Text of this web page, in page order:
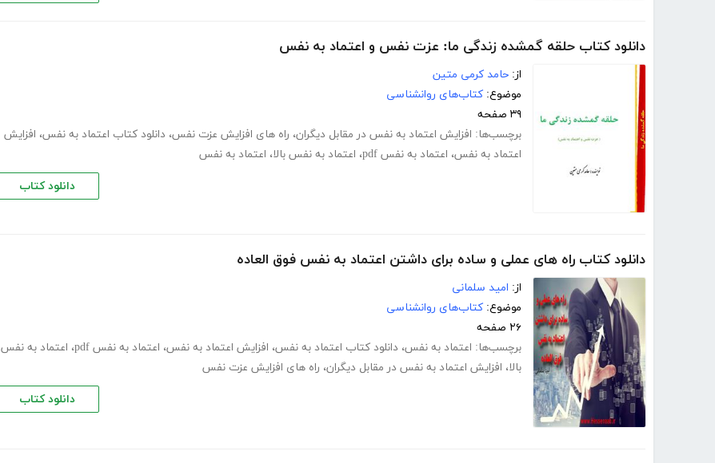
دانلود کتاب حلقه گمشده زندگی ما: عزت نفس و اعتماد به نفس
از: حامد کرمی متین
موضوع: کتاب‌های روانشناسی
۳۹ صفحه
برچسب‌ها: افزایش اعتماد به نفس در مقابل دیگران، راه های افزایش عزت نفس، دانلود کتاب اعتماد به نفس، افزایش
اعتماد به نفس، اعتماد به نفس pdf ، اعتماد به نفس بالا، اعتماد به نفس
دانلود کتاب
دانلود کتاب راه های عملی و ساده برای داشتن اعتماد به نفس فوق العاده
از: امید سلمانی
موضوع: کتاب‌های روانشناسی
۲۶ صفحه
برچسب‌ها: اعتماد به نفس، دانلود کتاب اعتماد به نفس، افزایش اعتماد به نفس، اعتماد به نفس pdf ، اعتماد به نفس
بالا، افزایش اعتماد به نفس در مقابل دیگران، راه های افزایش عزت نفس
دانلود کتاب